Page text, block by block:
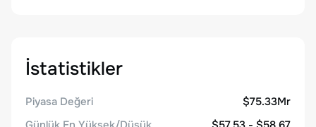
İstatistikler
Piyasa Değeri
$75.33Mr